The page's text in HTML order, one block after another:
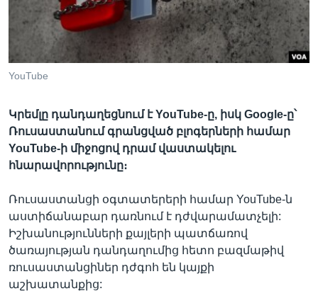
Լեզուներ
YouTube
Կրեմլը դանդաղեցնում է YouTube-ը, իսկ Google-ը՝
Ռուսաստանում գրանցված բլոգերների համար
YouTube-ի միջոցով դրամ վաստակելու
հնարավորությունը։
Ռուսաստանցի օգտատերերի համար YouTube-ն
աստիճանաբար դառնում է դժվարամատչելի:
Իշխանությունների քայլերի պատճառով
ծառայության դանդաղումից հետո բազմաթիվ
ռուսաստանցիներ դժգոհ են կայքի
աշխատանքից: